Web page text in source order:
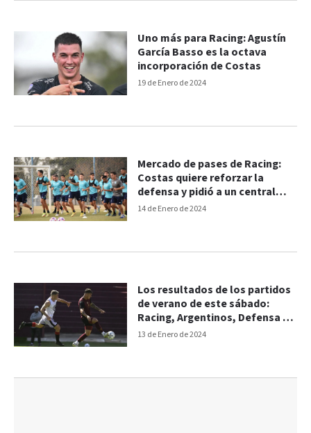
19 de Enero de 2024
Uno más para Racing: Agustín
García Basso es la octava
incorporación de Costas
14 de Enero de 2024
Mercado de pases de Racing:
Costas quiere reforzar la
defensa y pidió a un central
uruguayo
13 de Enero de 2024
Los resultados de los partidos
de verano de este sábado:
Racing, Argentinos, Defensa y
Godoy Cruz